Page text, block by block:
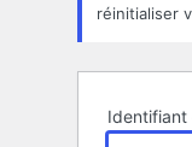
réinitialiser
Identifiant